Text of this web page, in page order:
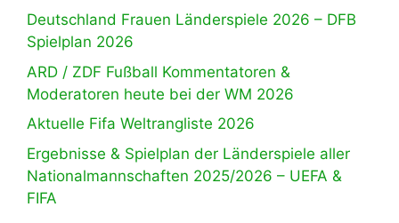
Deutschland Frauen Länderspiele 2026 – DFB
Spielplan 2026
ARD / ZDF Fußball Kommentatoren &
Moderatoren heute bei der WM 2026
Aktuelle Fifa Weltrangliste 2026
Ergebnisse & Spielplan der Länderspiele aller
Nationalmannschaften 2025/2026 – UEFA &
FIFA